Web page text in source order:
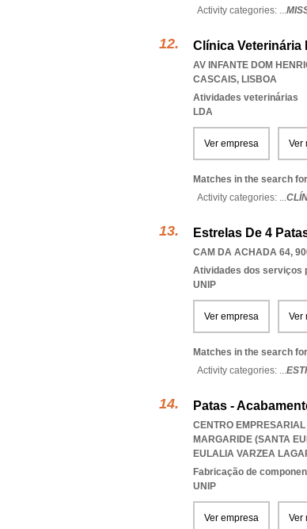
Activity categories: ...
Clínica Veterinária
AV INFANTE DOM
CASCAIS, LISBOA
Atividades veterinárias
LDA
Ver empresa Ver
Matches in the search
Activity categories: ...
Estrelas De 4
CAM DA ACHADA 64,
Atividades dos serviços
UNIP
Ver empresa Ver
Matches in the search
Activity categories: ...
Patas -
CENTRO
MARGARIDE (SANTA
EULALIA VARZEA
Fabricação de
UNIP
Ver empresa Ver